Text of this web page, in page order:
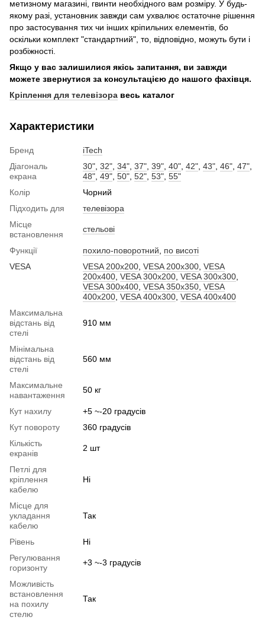
метизному магазині, гвинти необхідного вам розміру. У будь-
якому разі, установник завжди сам ухвалює остаточне рішення
про застосування тих чи інших кріпильних елементів, бо
оскільки комплект "стандартний", то, відповідно, можуть бути і
розбіжності.
Якщо у вас залишилися якісь запитання, ви завжди
можете звернутися за консультацією до нашого фахівця.
Кріплення для телевізора весь каталог
Характеристики
Бренд
iTech
Діагональ
екрана
30", 32", 34", 37", 39", 40", 42", 43", 46", 47",
48", 49", 50", 52", 53", 55"
Колір
Чорний
Підходить для
телевізора
Місце
встановлення
стельові
Функції похило-поворотний, по висоті
VESA
VESA 200x200, VESA 200x300, VESA
200x400, VESA 300x200, VESA 300x300,
VESA 300x400, VESA 350x350, VESA
400x200, VESA 400x300, VESA 400x400
Максимальна
відстань від
стелі
910 мм
Мінімальна
відстань від
стелі
560 мм
Максимальне
навантаження
50 кг
Кут нахилу
+5 ~-20 градусів
Кут повороту
360 градусів
Кількість
екранів
2 шт
Петлі для
кріплення
кабелю
Ні
Місце для
укладання
кабелю
Так
Рівень
Ні
Регулювання
горизонту
+3 ~-3 градусів
Можливість
встановлення
на похилу
стелю
Так